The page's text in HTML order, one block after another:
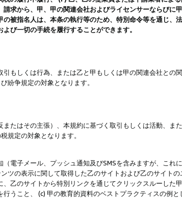
求から、甲、甲の関連会社およびライセンサーならびに
被指名人は、本条の執行等のため、特別命令等を通じ、
び一切の手続を履行することができます。
もしくは行為、または乙と甲もしくは甲の関連会社との
紛争規定の対象となります。
たはその主張）、本規約に基づく取引もしくは活動、ま
規定の対象となります。
電子メール、プッシュ通知及びSMSを含みますが、これ
ツの表示に関して取得した乙のサイトおよび乙のサイト
乙のサイトから特別リンクを通じてクリックスルーした
うこと、 (c) 甲の教育的資料のベストプラクティスの例